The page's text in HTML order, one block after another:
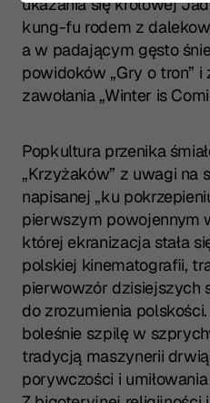
kung-fu rodem z
a w padającym gęsto
powidoków „Gry o tron”
zawołania „Winter is
Popkultura przenika
„Krzyżaków” z uwagi na
napisanej „ku
pierwszym powojennym
której ekranizacja stała
polskiej kinematografii,
pierwowzór dzisiejszych
do zrozumienia
boleśnie szpilę w
tradycją maszynerii
porywczości i